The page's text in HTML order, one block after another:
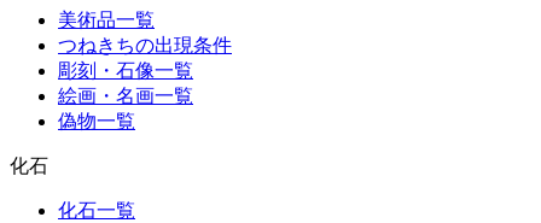
美術品一覧
つねきちの出現条件
彫刻・石像一覧
絵画・名画一覧
偽物一覧
化石
化石一覧